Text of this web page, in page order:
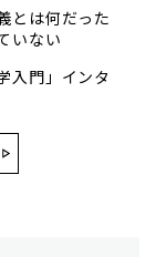
とは何だった
いない
入門」インタ